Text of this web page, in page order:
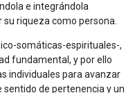
e integrándola
riqueza como persona.
somáticas-espirituales-,
fundamental, y por ello
individuales para avanzar
sentido de pertenencia y un